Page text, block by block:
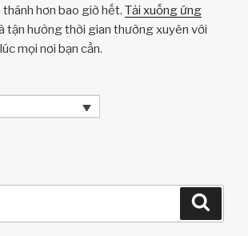
hơn bao giờ hết. Tải xuống ứng
tận hưởng thời gian thường xuyên với
mọi nơi bạn cần.